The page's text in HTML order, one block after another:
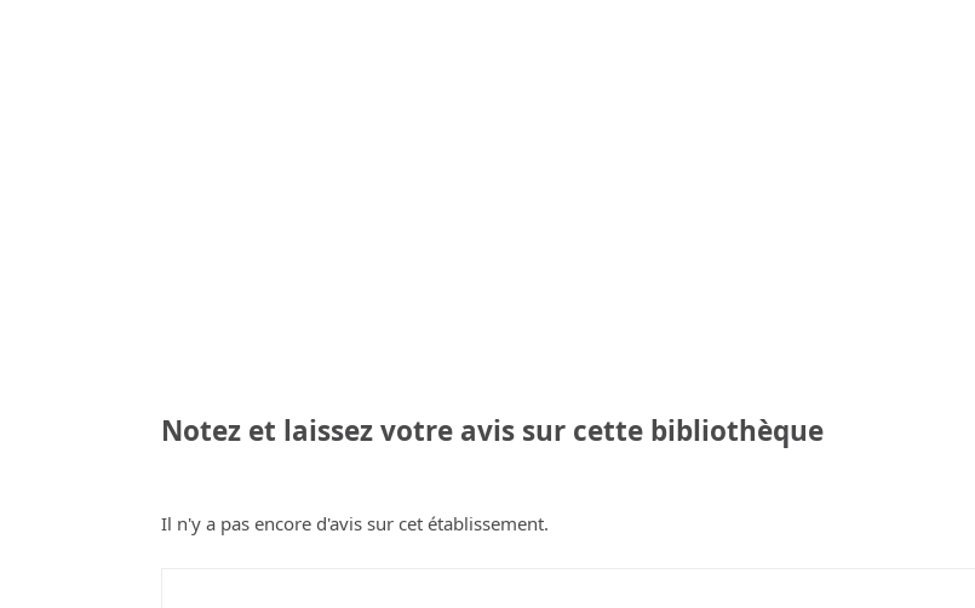
Notez et laissez votre avis sur cette bibliothèque
Il n'y a pas encore d'avis sur cet établissement.